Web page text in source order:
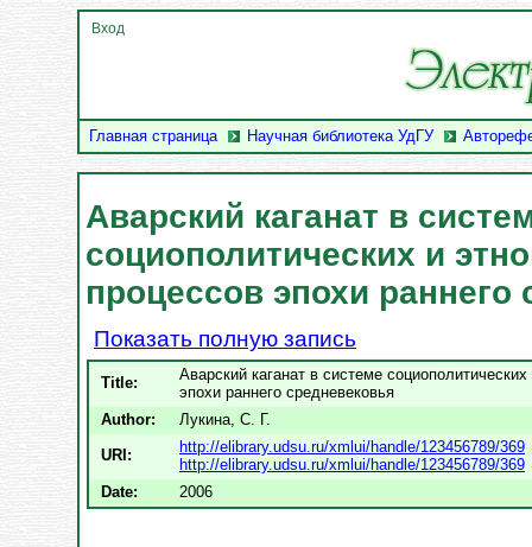
Главная страница Научная библиотека УдГУ
Вход
Аварский каганат в
социополитических и
процессов эпохи раннего
Показать полную запись
Title:
Аварский каганат в системе
эпохи раннего средневековья
Author:
Лукина, С. Г.
URI:
http://elibrary.udsu.ru/xmlui/handle/123456789/369
http://elibrary.udsu.ru/xmlui/handle/123456789/369
Date:
2006